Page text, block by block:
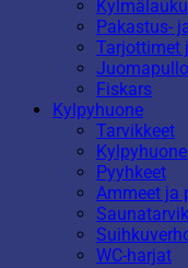
Pakastus-
Tarjottimet
Fiskars
Kylpyhuone
Tarvikkeet
Pyyhkeet
Ammeet ja
WC-harjat